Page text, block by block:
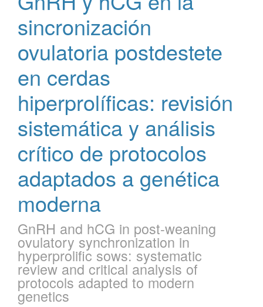
sincronización
ovulatoria postdestete
en cerdas
hiperprolíficas: revisión
sistemática y análisis
crítico de protocolos
adaptados a genética
moderna
GnRH and hCG in post-weaning
ovulatory synchronization in
hyperprolific sows: systematic
review and critical analysis of
protocols adapted to modern
genetics